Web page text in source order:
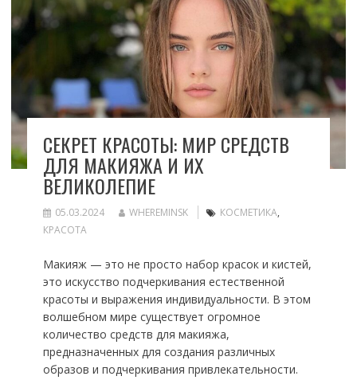
СЕКРЕТ КРАСОТЫ: МИР СРЕДСТВ
ДЛЯ МАКИЯЖА И ИХ
ВЕЛИКОЛЕПИЕ
05.03.2024 WHEREMINSK КОСМЕТИКА,
КРАСОТА
Макияж — это не просто набор красок и кистей,
это искусство подчеркивания естественной
красоты и выражения индивидуальности. В этом
волшебном мире существует огромное
количество средств для макияжа,
предназначенных для создания различных
образов и подчеркивания привлекательности.